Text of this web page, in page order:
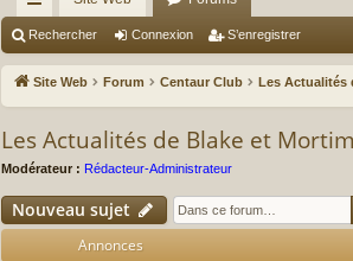
cc
ès
ra
pi
de
Rechercher Connexion S’enregistrer
Site Web Forum Centaur Club Les Actualités
Les Actualités de Blake et
Modérateur : Rédacteur-Administrateur
Nouveau sujet
Annonces